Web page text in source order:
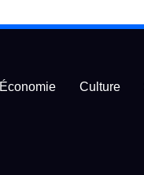
Économie Culture